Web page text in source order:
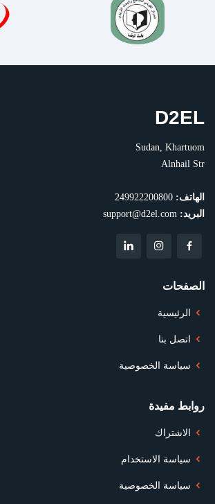
D2EL
Sudan, Khartuom
Alnhail Str
الهاتف:
البريد:
الصفحات
الرئيسية
اتصل بنا
سياسة الخصوصية
روابط مفيدة
الاشتراك
سياسة الاستخدام
سياسة الخصوصية